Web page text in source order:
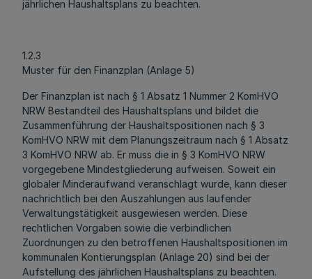
jährlichen Haushaltsplans zu beachten.
1.2.3
Muster für den Finanzplan (Anlage 5)
Der Finanzplan ist nach § 1 Absatz 1 Nummer 2 KomHVO
NRW Bestandteil des Haushaltsplans und bildet die
Zusammenführung der Haushaltspositionen nach § 3
KomHVO NRW mit dem Planungszeitraum nach § 1 Absatz
3 KomHVO NRW ab. Er muss die in § 3 KomHVO NRW
vorgegebene Mindestgliederung aufweisen. Soweit ein
globaler Minderaufwand veranschlagt wurde, kann dieser
nachrichtlich bei den Auszahlungen aus laufender
Verwaltungstätigkeit ausgewiesen werden. Diese
rechtlichen Vorgaben sowie die verbindlichen
Zuordnungen zu den betroffenen Haushaltspositionen im
kommunalen Kontierungsplan (Anlage 20) sind bei der
Aufstellung des jährlichen Haushaltsplans zu beachten.